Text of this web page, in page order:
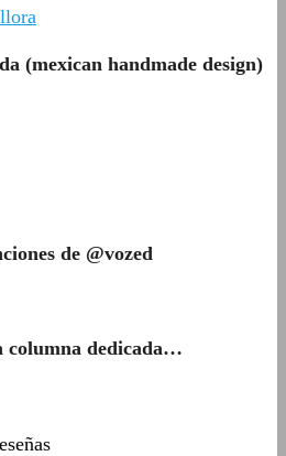
(mexican handmade design)
de @vozed
columna dedicada…